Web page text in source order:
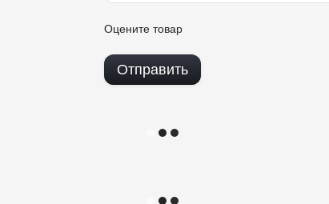
Оцените товар
Отправить